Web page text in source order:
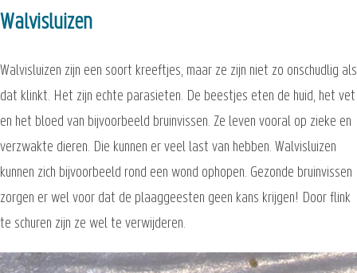
Walvisluizen
Walvisluizen zijn een soort kreeftjes, maar ze zijn niet zo onschudlig als
dat klinkt. Het zijn echte parasieten. De beestjes eten de huid, het vet
en het bloed van bijvoorbeeld bruinvissen. Ze leven vooral op zieke en
verzwakte dieren. Die kunnen er veel last van hebben. Walvisluizen
kunnen zich bijvoorbeeld rond een wond ophopen. Gezonde bruinvissen
zorgen er wel voor dat de plaaggeesten geen kans krijgen! Door flink
te schuren zijn ze wel te verwijderen.